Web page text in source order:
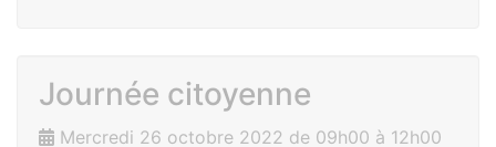
Journée citoyenne
Mercredi 26 octobre 2022 de 09h00 à 12h00